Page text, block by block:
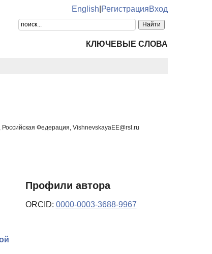
English РегистрацияВход
КЛЮЧЕВЫЕ СЛОВА
Российская Федерация, VishnevskayaEE@rsl.ru
Профили автора
ORCID: 0000-0003-3688-9967